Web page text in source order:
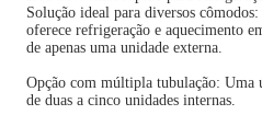
Solução ideal para diversos
oferece refrigeração e aquecimento
de apenas uma unidade externa.
Opção com múltipla tubulação: Uma
de duas a cinco unidades internas.